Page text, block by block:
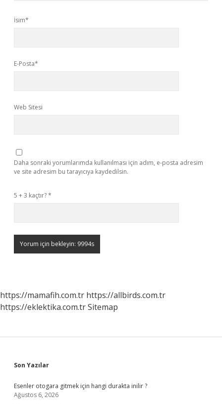
İsim*
E-Posta*
Web Sitesi
Daha sonraki yorumlarımda kullanılması için adım, e-posta adresim
ve site adresim bu tarayıcıya kaydedilsin.
5 + 3 kaçtır?*
https://mamafih.com.tr https://allbirds.com.tr
https://eklektika.com.trSitemap
Sidebar
Son Yazılar
Esenler otogara gitmek için hangi durakta inilir ?
Ağustos 6, 2026